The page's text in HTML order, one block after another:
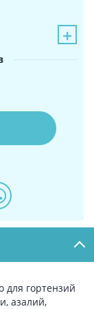
+
для гортензий
азалий,